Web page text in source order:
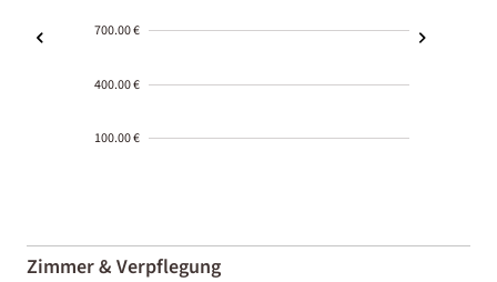
700.00 €
400.00 €
100.00 €
01-02
Zimmer & Verpflegung